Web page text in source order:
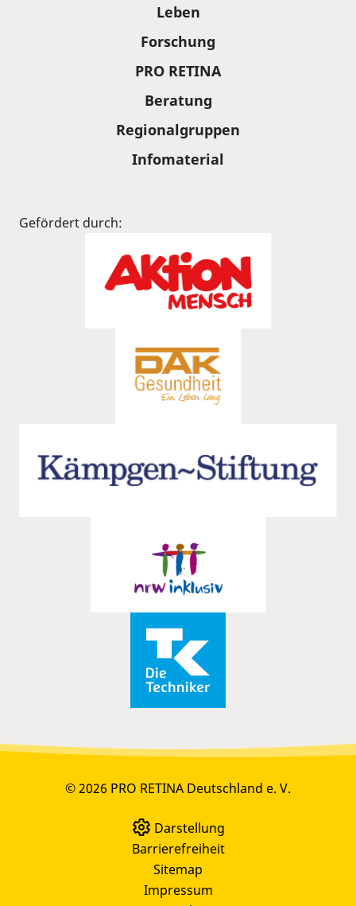
Leben
Forschung
PRO RETINA
Beratung
Regionalgruppen
Infomaterial
Gefördert durch:
© 2026 PRO RETINA Deutschland e. V.
Darstellung
Barrierefreiheit
Sitemap
Impressum